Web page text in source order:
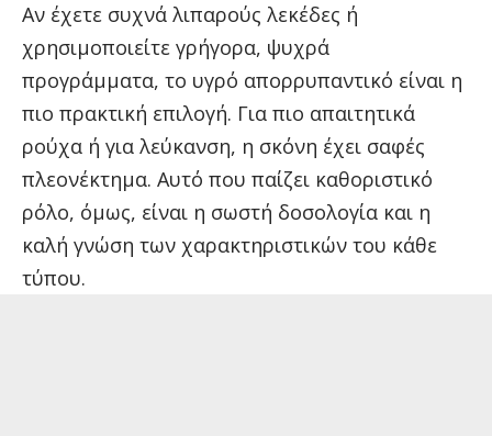
Αν έχετε συχνά λιπαρούς λεκέδες ή
χρησιμοποιείτε γρήγορα, ψυχρά
προγράμματα, το υγρό απορρυπαντικό είναι η
πιο πρακτική επιλογή. Για πιο απαιτητικά
ρούχα ή για λεύκανση, η σκόνη έχει σαφές
πλεονέκτημα. Αυτό που παίζει καθοριστικό
ρόλο, όμως, είναι η σωστή δοσολογία και η
καλή γνώση των χαρακτηριστικών του κάθε
τύπου.